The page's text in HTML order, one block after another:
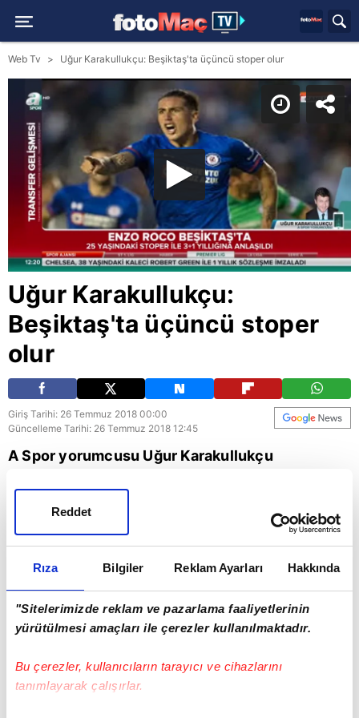
Rıza Bilgiler Reklam Ayarları Hakkında
"Sitelerimizde reklam ve pazarlama faaliyetlerinin
yürütülmesi amaçları ile çerezler kullanılmaktadır.
Bu çerezler, kullanıcıların tarayıcı ve cihazlarını
tanımlayarak çalışırlar.
Reddet
Web Tv Uğur Karakullukçu: Beşiktaş'ta üçüncü stoper olur
Uğur Karakullukçu:
Beşiktaş'ta üçüncü stoper
olur
Giriş Tarihi: 26 Temmuz 2018 00:00
Güncelleme Tarihi: 26 Temmuz 2018 12:45
A Spor yorumcusu Uğur Karakullukçu
değerlendirdi. Uğur Karakullukçu, yeni
transferin 3. stoper olacağını söyledi.
Spor Beşiktaş